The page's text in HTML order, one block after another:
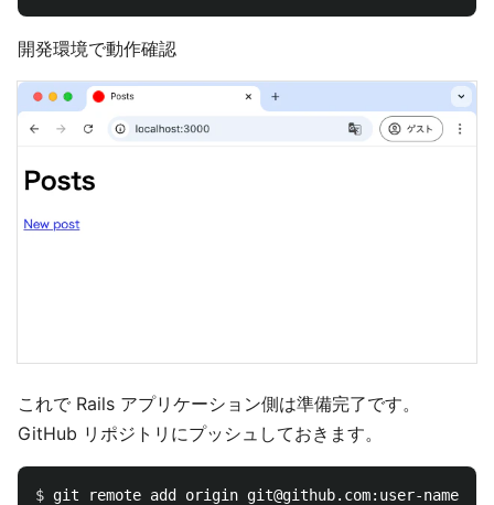
開発環境で動作確認
これで Rails アプリケーション側は準備完了です。
GitHub リポジトリにプッシュしておきます。
$